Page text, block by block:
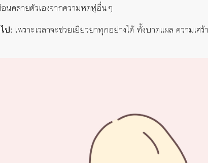
นคลายตัวเองจากความหดหู่อื่นๆ
ป: เพราะเวลาจะช่วยเยียวยาทุกอย่างได้ ทั้งบาดแผล ความเศ